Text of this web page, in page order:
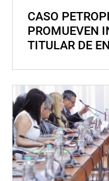
CASO
PROMUEVEN
TITULAR DE